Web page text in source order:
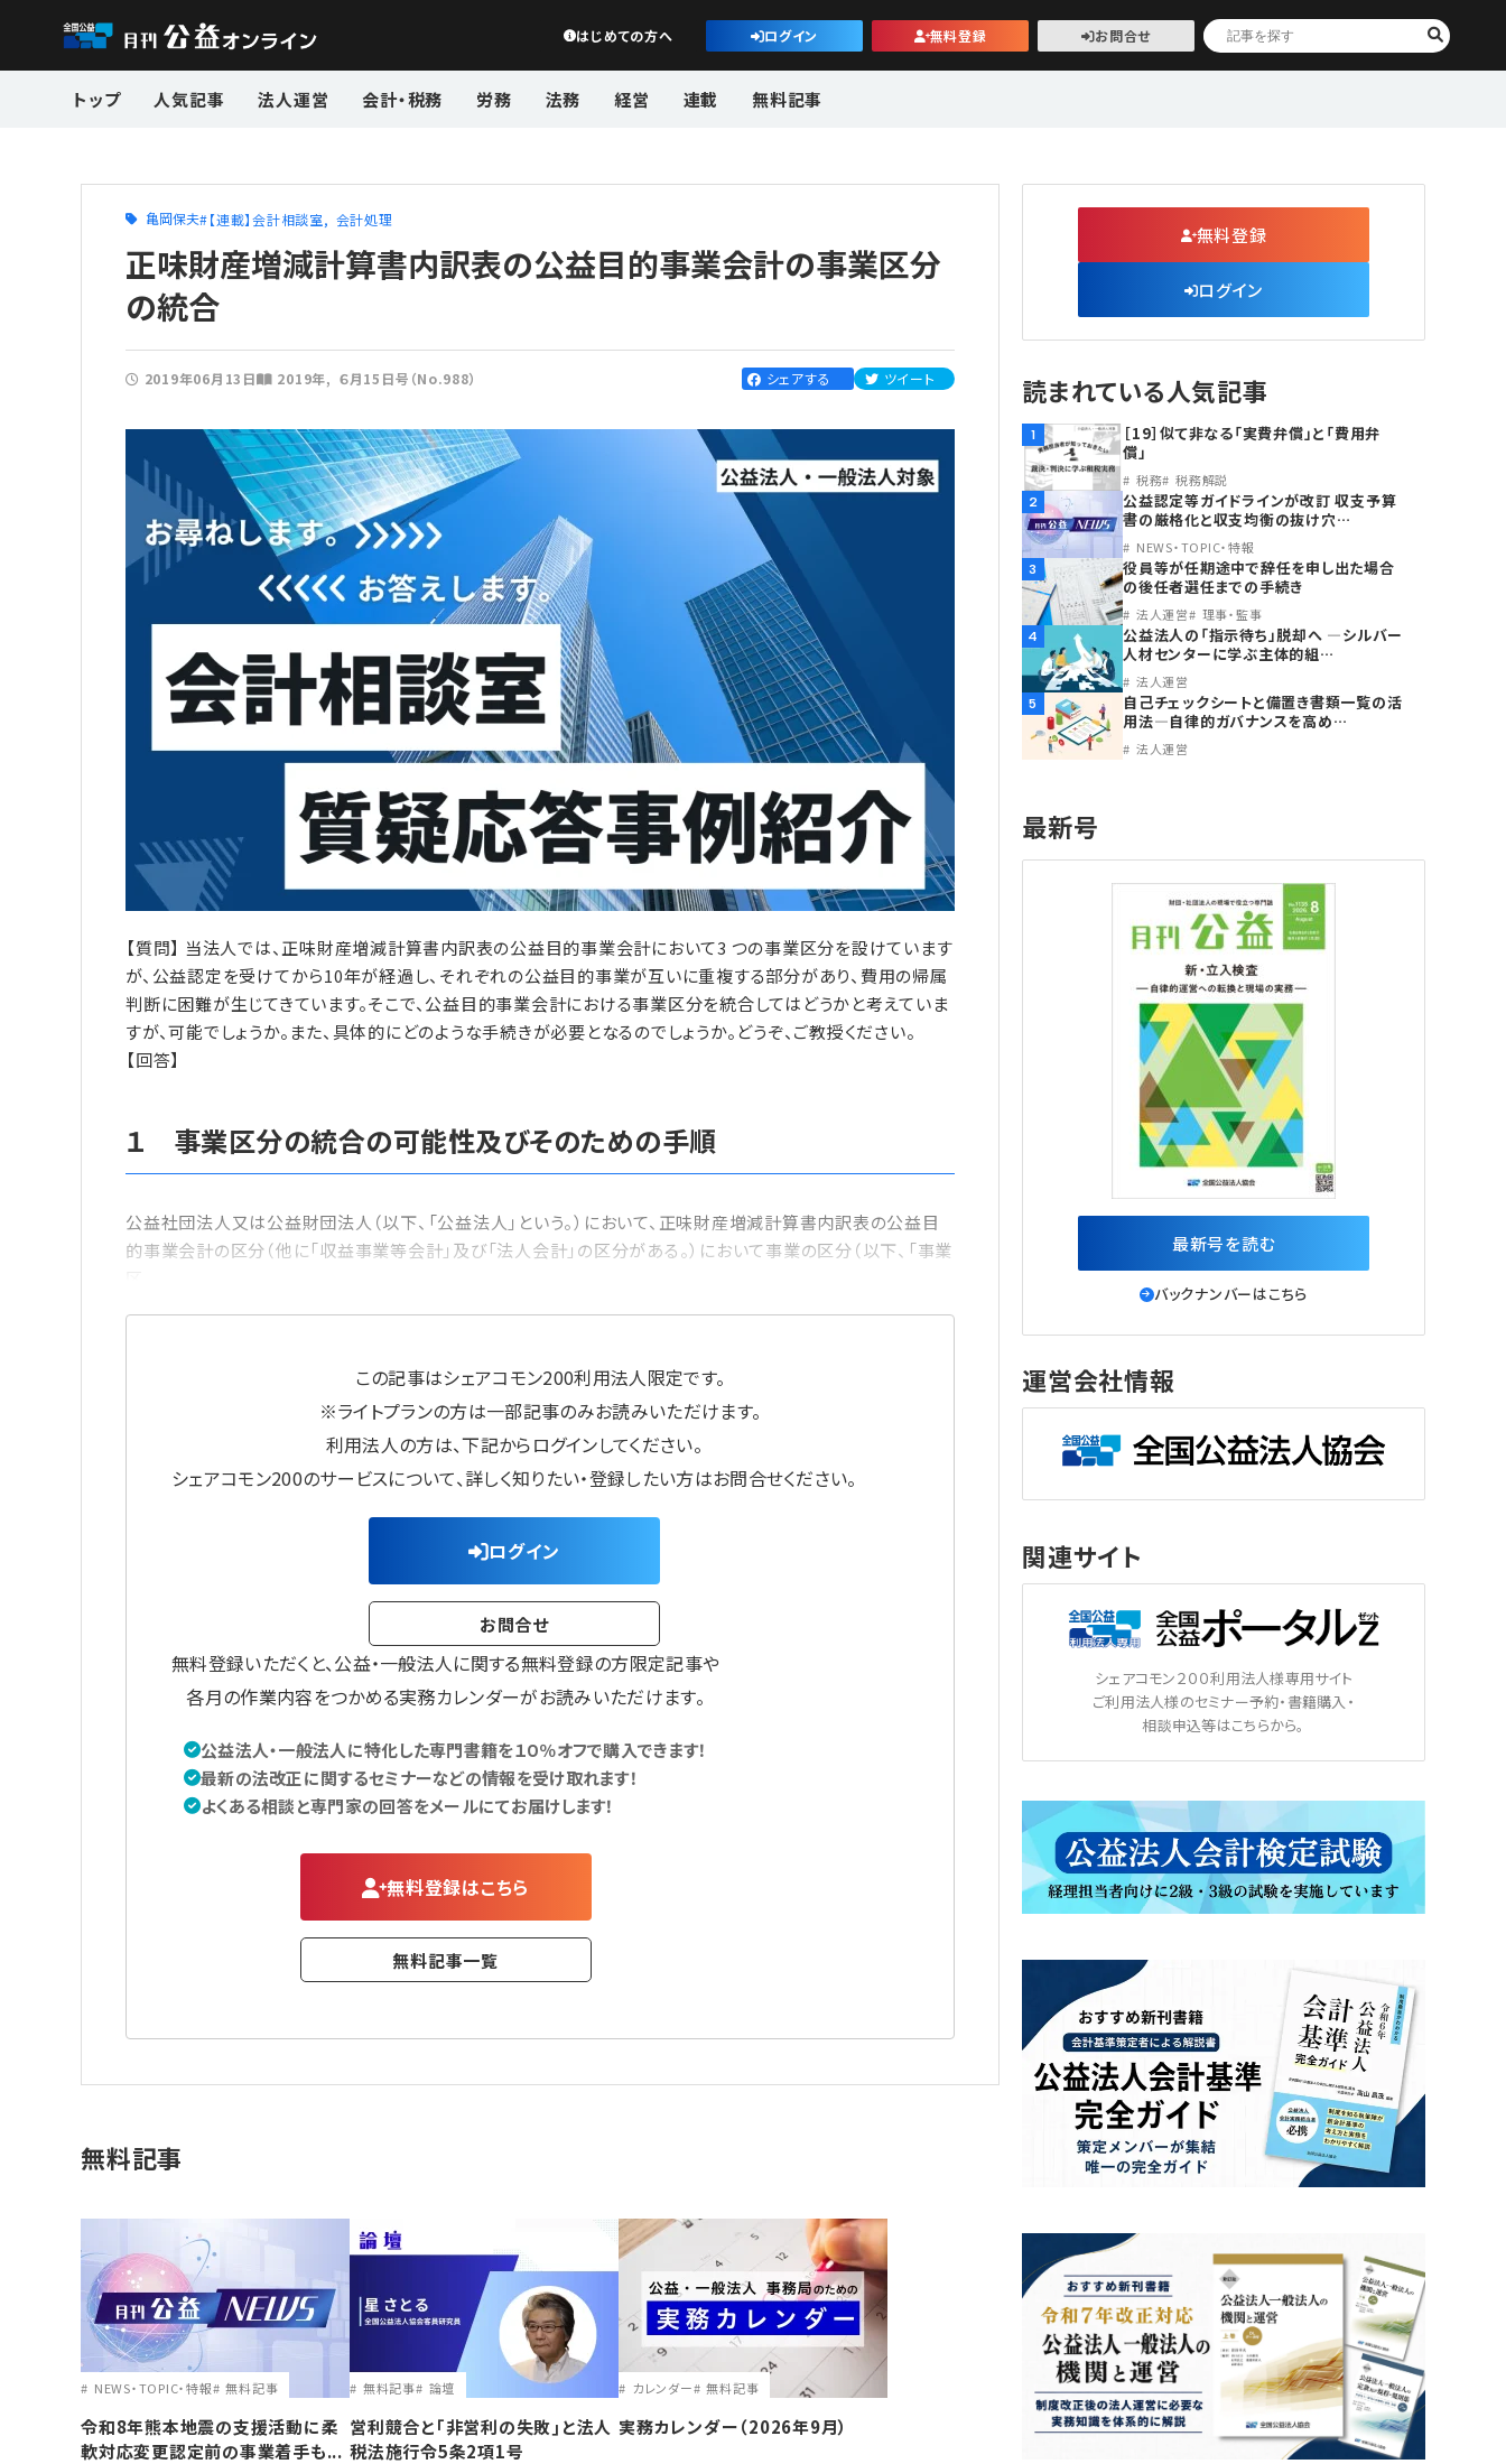
公益・一般法人オンライン
はじめての方へ ログイン 無料登録 お問合せ
トップ 人気記事 法人運営 会計・税務 労務 法務 経営 連載 無料記事
亀岡保夫 【連載】会計相談室 会計処理
正味財産増減計算書内訳表の公益目的事業会計の事業区分
の統合
2019年06月13日 2019年 ６月15日号（No.988） シェアする ツイート
【質問】 当法人では、正味財産増減計算書内訳表の公益目的事業会計において3 つの事業区分を設けています
が、公益認定を受けてから10年が経過し、それぞれの公益目的事業が互いに重複する部分があり、費用の帰属
判断に困難が生じてきています。そこで、公益目的事業会計における事業区分を統合してはどうかと考えていま
すが、可能でしょうか。また、具体的にどのような手続きが必要となるのでしょうか。どうぞ、ご教授ください。
【回答】
１ 事業区分の統合の可能性及びそのための手順
公益社団法人又は公益財団法人（以下、「公益法人」という。）において、正味財産増減計算書内訳表の公益目
的事業会計の区分（他に「収益事業等会計」及び「法人会計」の区分がある。）において事業の区分（以下、「事業
この記事はシェアコモン200利用法人限定です。
※ライトプランの方は一部記事のみお読みいただけます。
利用法人の方は、下記からログインしてください。
シェアコモン200のサービスについて、詳しく知りたい・登録したい方はお問合せください。
ログイン
お問合せ
無料登録いただくと、公益・一般法人に関する無料登録の方限定記事や
各月の作業内容をつかめる実務カレンダーがお読みいただけます。
公益法人・一般法人に特化した専門書籍を１０％オフで購入できます！
最新の法改正に関するセミナーなどの情報を受け取れます！
よくある相談と専門家の回答をメールにてお届けします！
無料登録はこちら
無料記事一覧
無料記事
NEWS・TOPIC・特報 無料記事
令和8年熊本地震の支援活動に柔
軟対応変更認定前の事業着手も...
無料記事 論壇
営利競合と｢非営利の失敗｣と法人
税法施行令5条2項1号
カレンダー 無料記事
実務カレンダー（2026年9月）
無料登録
ログイン
読まれている人気記事
1
［19］似て非なる「実費弁償」と「費用弁
償」
税務 税務解説
2
公益認定等ガイドラインが改訂 収支予算
書の厳格化と収支均衡の抜け穴…
NEWS・TOPIC・特報
3
役員等が任期途中で辞任を申し出た場合
の後任者選任までの手続き
法人運営 理事・監事
4
公益法人の「指示待ち」脱却へ ―シルバー
人材センターに学ぶ主体的組…
法人運営
5
自己チェックシートと備置き書類一覧の活
用法―自律的ガバナンスを高め…
法人運営
最新号
最新号を読む
バックナンバーはこちら
運営会社情報
関連サイト
シェアコモン２００利用法人様専用サイト
ご利用法人様のセミナー予約・書籍購入・
相談申込等はこちらから。